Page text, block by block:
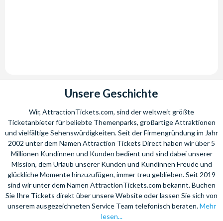
Unsere Geschichte
Wir, AttractionTickets.com, sind der weltweit größte
Ticketanbieter für beliebte Themenparks, großartige Attraktionen
und vielfältige Sehenswürdigkeiten. Seit der Firmengründung im Jahr
2002 unter dem Namen Attraction Tickets Direct haben wir über 5
Millionen Kundinnen und Kunden bedient und sind dabei unserer
Mission, dem Urlaub unserer Kunden und Kundinnen Freude und
glückliche Momente hinzuzufügen, immer treu geblieben. Seit 2019
sind wir unter dem Namen AttractionTickets.com bekannt. Buchen
Sie Ihre Tickets direkt über unsere Website oder lassen Sie sich von
unserem ausgezeichneten Service Team telefonisch beraten.Mehr
lesen...